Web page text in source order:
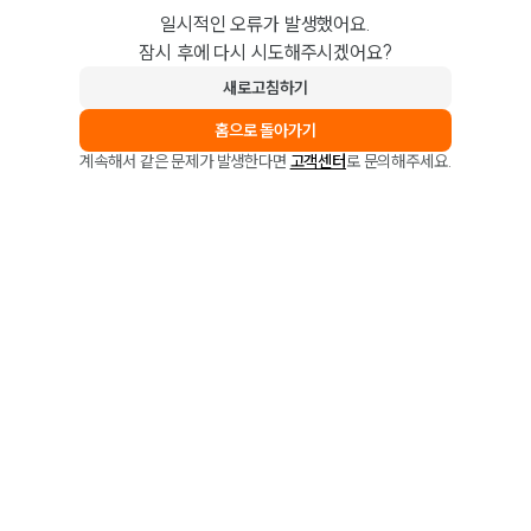
일시적인 오류가 발생했어요.
잠시 후에 다시 시도해주시겠어요?
새로고침하기
홈으로 돌아가기
계속해서 같은 문제가 발생한다면 고객센터로 문의해주세요.